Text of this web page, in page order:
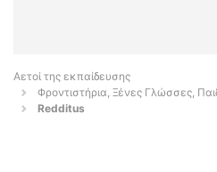
Αετοί της εκπαίδευσης
Φροντιστήρια, Ξένες Γλώσσες,
Redditus